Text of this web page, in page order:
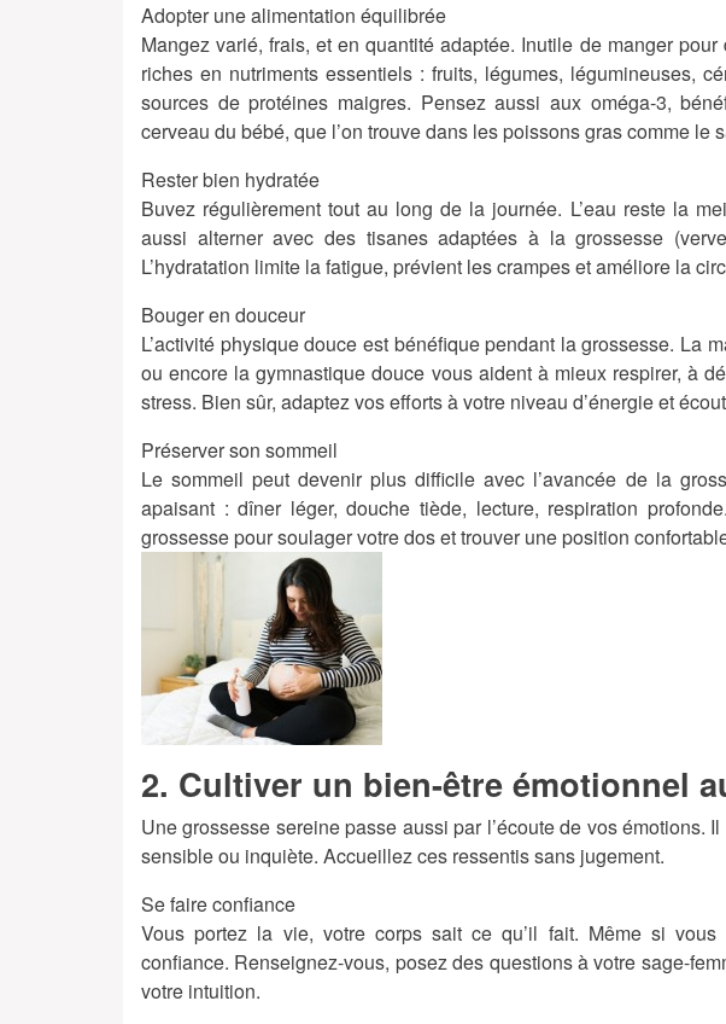
Adopter une alimentation équilibrée
Mangez varié, frais, et en quantité adaptée. Inutile de manger
riches en nutriments essentiels : fruits, légumes, légumineuses,
sources de protéines maigres. Pensez aussi aux oméga-3,
cerveau du bébé, que l’on trouve dans les poissons gras comme le
Rester bien hydratée
Buvez régulièrement tout au long de la journée. L’eau reste la
aussi alterner avec des tisanes adaptées à la grossesse
L’hydratation limite la fatigue, prévient les crampes et améliore la
Bouger en douceur
L’activité physique douce est bénéfique pendant la grossesse. La
ou encore la gymnastique douce vous aident à mieux respirer, à
stress. Bien sûr, adaptez vos efforts à votre niveau d’énergie et
Préserver son sommeil
Le sommeil peut devenir plus difficile avec l’avancée de la
apaisant : dîner léger, douche tiède, lecture, respiration
grossesse pour soulager votre dos et trouver une position
2. Cultiver un bien-être émotionnel
Une grossesse sereine passe aussi par l’écoute de vos émotions.
sensible ou inquiète. Accueillez ces ressentis sans jugement.
Se faire confiance
Vous portez la vie, votre corps sait ce qu’il fait. Même si
confiance. Renseignez-vous, posez des questions à votre sage-
votre intuition.